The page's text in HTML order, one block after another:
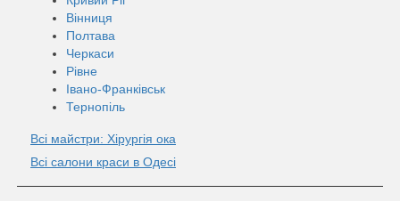
Вінниця
Полтава
Черкаси
Рівне
Івано-Франківськ
Тернопіль
Всі майстри: Хірургія ока
Всі салони краси в Одесі